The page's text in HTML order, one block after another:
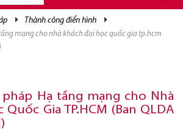
thành công điển hình
pháp Hạ tầng mạng cho Nhà
Quốc Gia TP.HCM (Ban QLDA